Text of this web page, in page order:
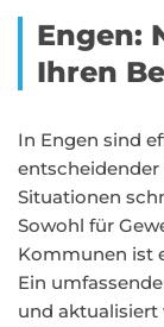
Engen:
Ihren
In Engen sind
Situationen
Sowohl für
Kommunen ist
Ein
und aktualisiert